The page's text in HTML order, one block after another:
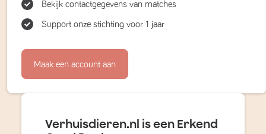
Bekijk contactgegevens van matches
Support onze stichting voor 1 jaar
Maak een account aan
Verhuisdieren.nl is een Erkend